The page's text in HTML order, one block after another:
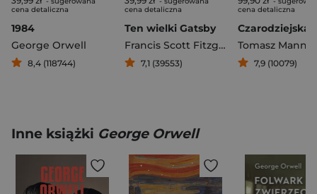
cena detaliczna
1984
George Orwell
8,4 (118744)
cena detaliczna
Ten wielki Gatsby
Francis Scott Fitzgerald
7,1 (39553)
cena detaliczna
Czarodziejska
Tomasz Mann
7,9 (10079)
Inne książki George Orwell